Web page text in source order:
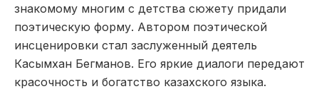
знакомому многим с детства сюжету придали
поэтическую форму. Автором поэтической
инсценировки стал заслуженный деятель
Касымхан Бегманов. Его яркие диалоги передают
красочность и богатство казахского языка.